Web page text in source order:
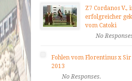
Z7 Cordanos
erfolgreicher
vom Catoki
No
Fohlen vom Florentinus x
2013
No Responses.